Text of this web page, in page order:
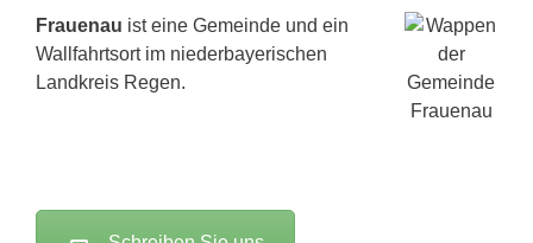
Frauenau ist eine Gemeinde und ein
Wallfahrtsort im niederbayerischen
Landkreis Regen.